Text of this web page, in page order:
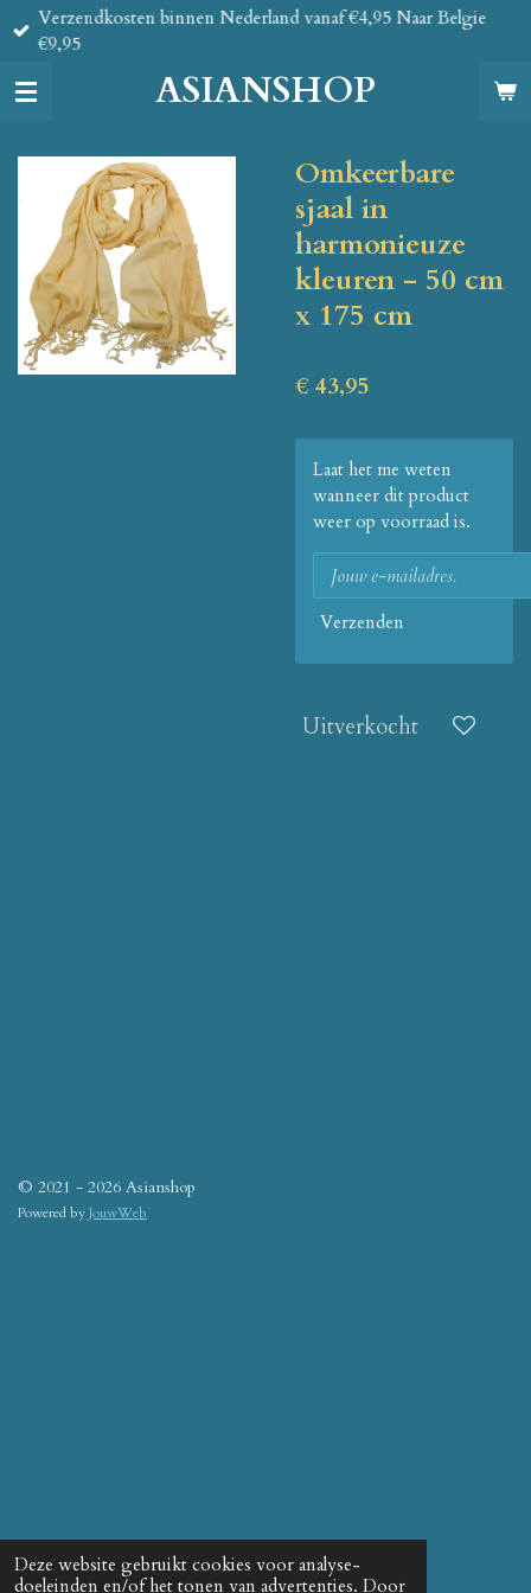
Deze website gebruikt cookies voor analyse-
doeleinden en/of het tonen van advertenties. Door
Ga
direct
de
ASIANSHOP
Verzendkosten binnen Nederland vanaf €4,95 Naar Belgie
€9,95
Omkeerbare
sjaal in
harmonieuze
kleuren - 50 cm
x 175 cm
€ 43,95
Laat het me weten
wanneer dit product
weer op voorraad is.
Verzenden
Uitverkocht
© 2021 - 2026 Asianshop
Powered byJouwWeb